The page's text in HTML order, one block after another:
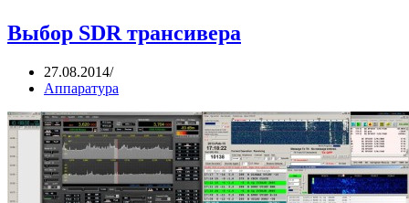
Выбор SDR трансивера
27.08.2014
Аппаратура